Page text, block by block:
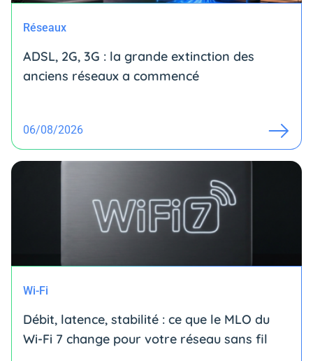
Réseaux
ADSL, 2G, 3G : la grande extinction des
anciens réseaux a commencé
06/08/2026
Wi-Fi
Débit, latence, stabilité : ce que le MLO du
Wi-Fi 7 change pour votre réseau sans fil